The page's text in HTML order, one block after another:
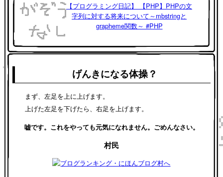
【プログラミング日記】 【PHP】PHPの文
字列に対する将来について～mbstringと
grapheme関数～ #PHP
げんきになる体操？
まず、左足を上に上げます。
上げた左足を下げたら、右足を上げます。
嘘です。これをやっても元気になれません。ごめんなさい。
村民